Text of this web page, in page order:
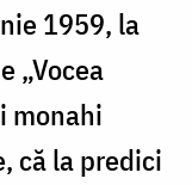
1959, la
„Vocea
monahi
că la predici